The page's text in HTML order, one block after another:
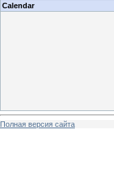
Calendar
Полная версия сайта